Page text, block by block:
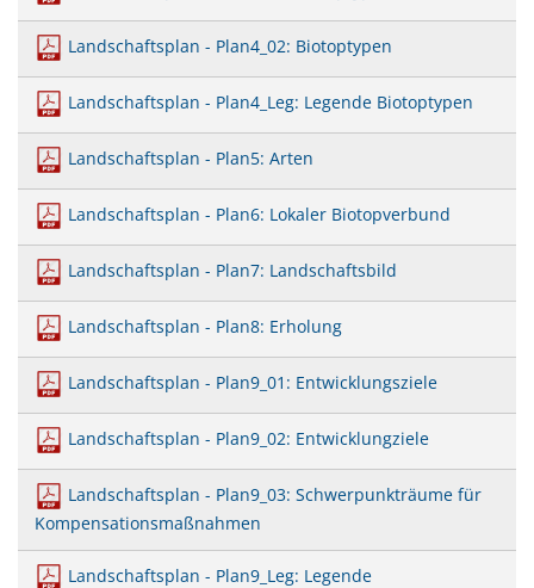
Landschaftsplan - Plan4_02: Biotoptypen
Landschaftsplan - Plan4_Leg: Legende Biotoptypen
Landschaftsplan - Plan5: Arten
Landschaftsplan - Plan6: Lokaler Biotopverbund
Landschaftsplan - Plan7: Landschaftsbild
Landschaftsplan - Plan8: Erholung
Landschaftsplan - Plan9_01: Entwicklungsziele
Landschaftsplan - Plan9_02: Entwicklungziele
Landschaftsplan - Plan9_03: Schwerpunkträume für
Kompensationsmaßnahmen
Landschaftsplan - Plan9_Leg: Legende